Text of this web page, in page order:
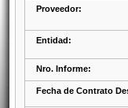
Proveedor:
Entidad:
Nro. Informe:
Fecha de Contrato